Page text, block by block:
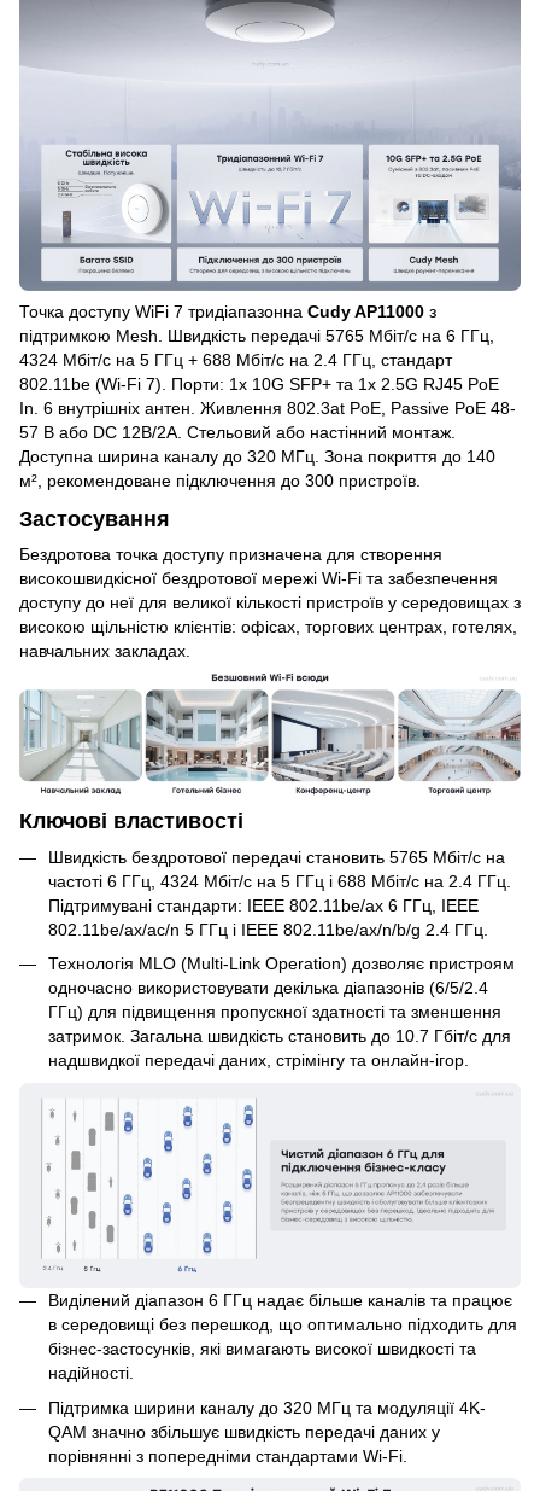
Точка доступу WiFi 7 тридіапазонна Cudy AP11000 з
підтримкою Mesh. Швидкість передачі 5765 Мбіт/с на 6 ГГц,
4324 Мбіт/с на 5 ГГц + 688 Мбіт/с на 2.4 ГГц, стандарт
802.11be (Wi-Fi 7). Порти: 1x 10G SFP+ та 1x 2.5G RJ45 PoE
In. 6 внутрішніх антен. Живлення 802.3at PoE, Passive PoE 48-
57 В або DC 12В/2А. Стельовий або настінний монтаж.
Доступна ширина каналу до 320 МГц. Зона покриття до 140
м², рекомендоване підключення до 300 пристроїв.
Застосування
Бездротова точка доступу призначена для створення
високошвидкісної бездротової мережі Wi-Fi та забезпечення
доступу до неї для великої кількості пристроїв у середовищах з
високою щільністю клієнтів: офісах, торгових центрах, готелях,
навчальних закладах.
Ключові властивості
Швидкість бездротової передачі становить 5765 Мбіт/с на
частоті 6 ГГц, 4324 Мбіт/с на 5 ГГц і 688 Мбіт/с на 2.4 ГГц.
Підтримувані стандарти: IEEE 802.11be/ax 6 ГГц, IEEE
802.11be/ax/ac/n 5 ГГц і IEEE 802.11be/ax/n/b/g 2.4 ГГц.
Технологія MLO (Multi-Link Operation) дозволяє пристроям
одночасно використовувати декілька діапазонів (6/5/2.4
ГГц) для підвищення пропускної здатності та зменшення
затримок. Загальна швидкість становить до 10.7 Гбіт/с для
надшвидкої передачі даних, стрімінгу та онлайн-ігор.
Виділений діапазон 6 ГГц надає більше каналів та працює
в середовищі без перешкод, що оптимально підходить для
бізнес-застосунків, які вимагають високої швидкості та
надійності.
Підтримка ширини каналу до 320 МГц та модуляції 4K-
QAM значно збільшує швидкість передачі даних у
порівнянні з попередніми стандартами Wi-Fi.